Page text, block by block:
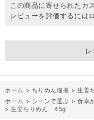
この商品に寄せられたカ
レビューを評価するには
ホーム > ちりめん佃煮 >生姜
ホーム > シーンで選ぶ >食卓
>生姜ちりめん 45g